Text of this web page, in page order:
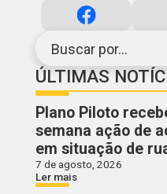
Buscar por...
ÚLTIMAS
Plano Piloto
semana ação de
em situação de
7 de agosto, 2026
Ler mais